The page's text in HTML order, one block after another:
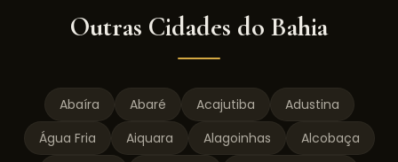
Outras Cidades do Bahia
Abaíra Abaré Acajutiba
Adustina
Água Fria
Aiquara Alagoinhas
Alcobaça